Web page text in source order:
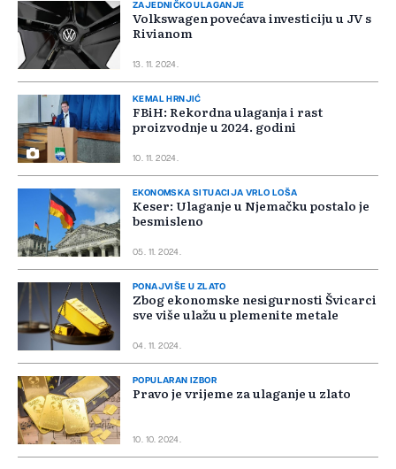
ZAJEDNIČKO ULAGANJE
Volkswagen povećava investiciju u JV s
Rivianom
13. 11. 2024.
KEMAL HRNJIĆ
FBiH: Rekordna ulaganja i rast
proizvodnje u 2024. godini
10. 11. 2024.
EKONOMSKA SITUACIJA VRLO LOŠA
Keser: Ulaganje u Njemačku postalo je
besmisleno
05. 11. 2024.
PONAJVIŠE U ZLATO
Zbog ekonomske nesigurnosti Švicarci
sve više ulažu u plemenite metale
04. 11. 2024.
POPULARAN IZBOR
Pravo je vrijeme za ulaganje u zlato
10. 10. 2024.